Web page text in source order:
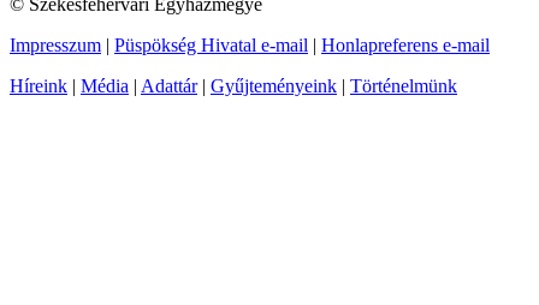
© Székesfehérvári Egyházmegye
Impresszum | Püspökség Hivatal e-mail | Honlapreferens e-mail
Híreink | Média | Adattár| Gyűjteményeink | Történelmünk